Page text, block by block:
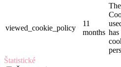
viewed_cookie_policy
11
months
Štatistické